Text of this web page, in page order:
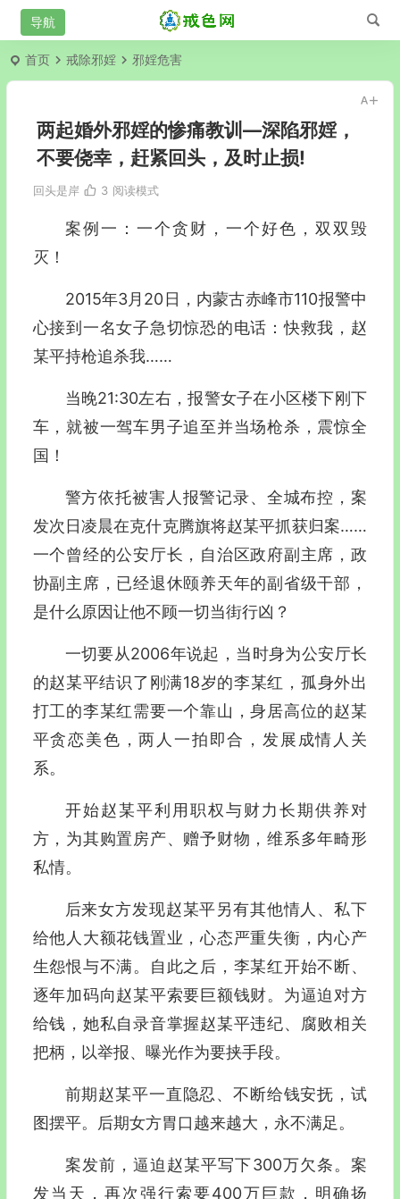
首页 戒除邪婬 邪婬危害
两起婚外邪婬的惨痛教训—深陷邪婬，
不要侥幸，赶紧回头，及时止损!
回头是岸 3 阅读模式
案例一：一个贪财，一个好色，双双毁
灭！
2015年3月20日，内蒙古赤峰市110报警中
心接到一名女子急切惊恐的电话：快救我，赵
某平持枪追杀我……
当晚21:30左右，报警女子在小区楼下刚下
车，就被一驾车男子追至并当场枪杀，震惊全
国！
警方依托被害人报警记录、全城布控，案
发次日凌晨在克什克腾旗将赵某平抓获归案……
一个曾经的公安厅长，自治区政府副主席，政
协副主席，已经退休颐养天年的副省级干部，
是什么原因让他不顾一切当街行凶？
一切要从2006年说起，当时身为公安厅长
的赵某平结识了刚满18岁的李某红，孤身外出
打工的李某红需要一个靠山，身居高位的赵某
平贪恋美色，两人一拍即合，发展成情人关
系。
开始赵某平利用职权与财力长期供养对
方，为其购置房产、赠予财物，维系多年畸形
私情。
后来女方发现赵某平另有其他情人、私下
给他人大额花钱置业，心态严重失衡，内心产
生怨恨与不满。自此之后，李某红开始不断、
逐年加码向赵某平索要巨额钱财。为逼迫对方
给钱，她私自录音掌握赵某平违纪、腐败相关
把柄，以举报、曝光作为要挟手段。
前期赵某平一直隐忍、不断给钱安抚，试
图摆平。后期女方胃口越来越大，永不满足。
案发前，逼迫赵某平写下300万欠条。案
发当天，再次强行索要400万巨款，明确扬